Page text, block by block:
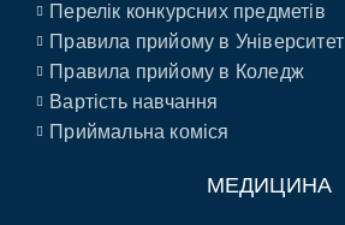
Перелік конкурсних предметів
Правила прийому в Університет
Правила прийому в Коледж
Вартість навчання
Приймальна коміся
МЕДИЦИНА